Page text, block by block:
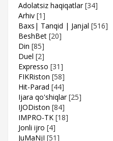
Adolatsiz haqiqatlar [34]
Arhiv [1]
Baxs| Tanqid | Janjal [516]
BeshBet [20]
Din [85]
Duel [2]
Expresso [31]
FIKRiston [58]
Hit-Parad [44]
Ijara qo'shiqlar [25]
IJODiston [84]
IMPRO-TK [18]
Jonli ijro [4]
JuMaNjI [51]